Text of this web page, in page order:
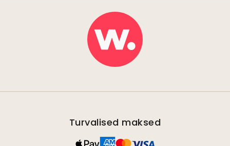
Turvalised maksed